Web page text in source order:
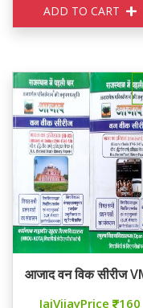
ADD TO CART
आजाद वन विक सीरीज
JaiVijayPrice 160